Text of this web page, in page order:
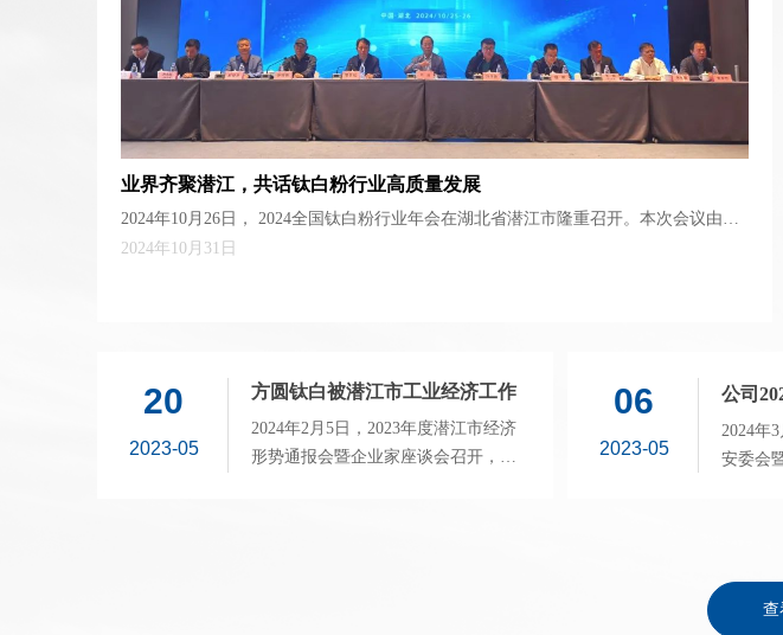
业界齐聚潜江，共话钛白粉行业高质量发展
2024年10月26日， 2024全国钛白粉行业年会在湖北省潜江市隆重召开。本次会议由钛
白粉产业技术创新战略联盟、化工行业生产力促进中心钛白粉分中心主办，潜江方圆
人出席了本次会议，共同为钛白粉行业高质量发展“聚势赋能”。
2024年10月31日
方圆钛白被潜江市工业经济工作
领导小组授予“2023年度稳增长
贡献突出企业”称号
2024年2月5日，2023年度潜江市经济
形势通报会暨企业家座谈会召开，公
20
2023-05
公司
年度安
表彰大
2024年
安委会
06
2023-05
查